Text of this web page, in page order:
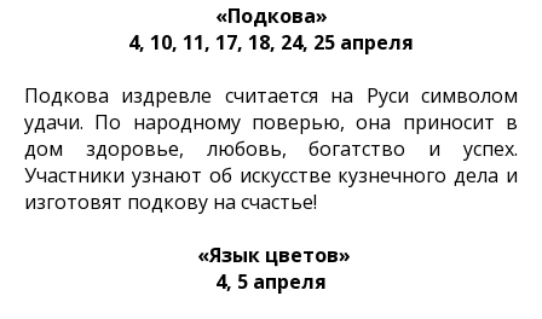
«Подкова»
4, 10, 11, 17, 18, 24, 25 апреля
Подкова издревле считается на Руси символом
удачи. По народному поверью, она приносит в
дом здоровье, любовь, богатство и успех.
Участники узнают об искусстве кузнечного дела и
изготовят подкову на счастье!
«Язык цветов»
4, 5 апреля